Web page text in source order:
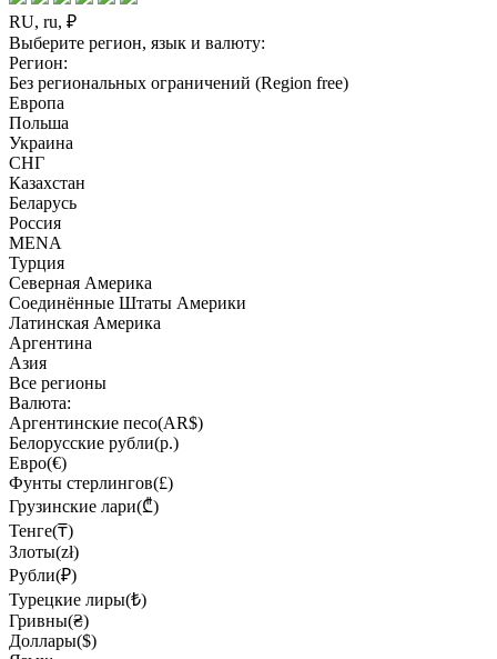
RU, ru, ₽
Выберите регион, язык и валюту:
Регион:
Без региональных ограничений (Region free)
Европа
Польша
Украина
СНГ
Казахстан
Беларусь
Россия
MENA
Турция
Северная Америка
Соединённые Штаты Америки
Латинская Америка
Аргентина
Азия
Все регионы
Валюта:
Аргентинские песо(AR$)
Белорусские рубли(р.)
Евро(€)
Фунты стерлингов(£)
Грузинские лари(₾)
Тенге(₸)
Злоты(zł)
Рубли(₽)
Турецкие лиры(₺)
Гривны(₴)
Доллары($)